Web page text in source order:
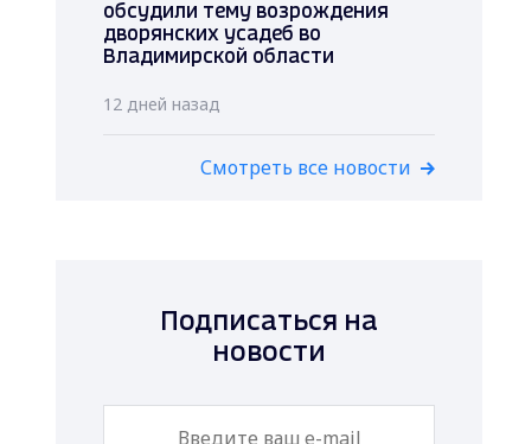
обсудили тему возрождения
дворянских усадеб во
Владимирской области
12 дней назад
Смотреть все новости
Подписаться на
новости